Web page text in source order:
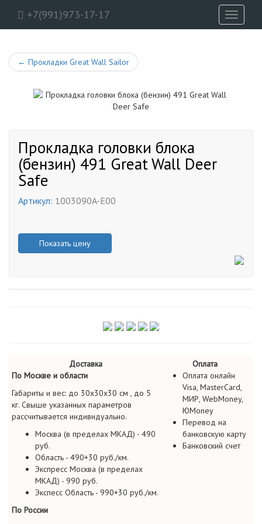
+7(991)973-17-17
Toggle
← Прокладки Great Wall Sailor
Прокладка головки блока
(бензин) 491 Great Wall Deer
Safe
Артикул: 1003090A-E00
Показать цену
Доставка
Оплата
По Москве и области
Габариты и вес: до 30х30х30 см , до 5
кг. Свыше указанных параметров
рассчитывается индивидуально.
Москва (в пределах МКАД) - 490
руб.
Область - 490+30 руб./км.
Экспресс Москва (в пределах
МКАД) - 990 руб.
Экспесс Область - 990+30 руб./км.
По России
Оплата онлайн
Visa, MasterCard,
МИР, WebMoney,
ЮMoney
Перевод на
банковскую карту
Банковский счет